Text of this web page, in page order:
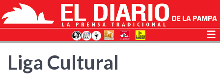
Liga Cultural